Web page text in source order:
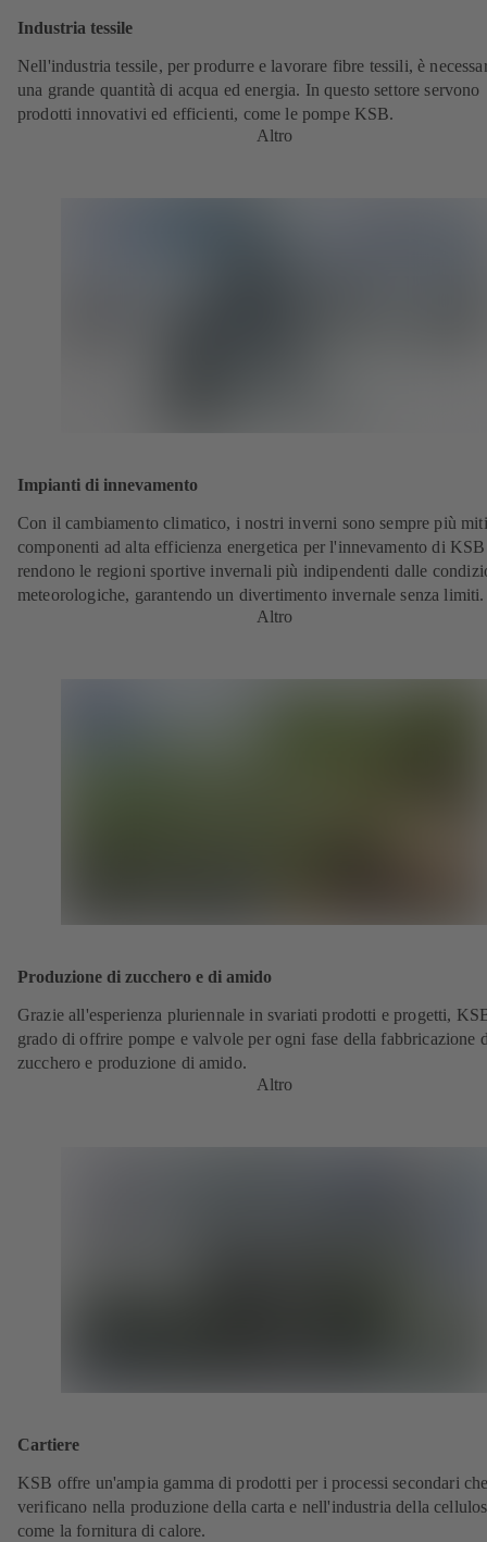
Industria tessile
Nell'industria tessile, per produrre e lavorare fibre tessili, è
una grande quantità di acqua ed energia. In questo settore servono
prodotti innovativi ed efficienti, come le pompe KSB.
Altro
Impianti di innevamento
Con il cambiamento climatico, i nostri inverni sono sempre più
componenti ad alta efficienza energetica per l'innevamento di KSB
rendono le regioni sportive invernali più indipendenti dalle
meteorologiche, garantendo un divertimento invernale senza limiti.
Altro
Produzione di zucchero e di amido
Grazie all'esperienza pluriennale in svariati prodotti e progetti,
grado di offrire pompe e valvole per ogni fase della fabbricazione
zucchero e produzione di amido.
Altro
Cartiere
KSB offre un'ampia gamma di prodotti per i processi secondari
verificano nella produzione della carta e nell'industria della
come la fornitura di calore.